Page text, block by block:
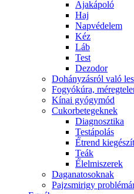
Ajakápoló
Haj
Napvédelem
Kéz
Láb
Test
Dezodor
Dohányzásról való
Fogyókúra,
Kínai gyógymód
Cukorbetegeknek
Diagnosztika
Testápolás
É́trend
Teák
É́lelmiszerek
Daganatosoknak
Pajzsmirigy